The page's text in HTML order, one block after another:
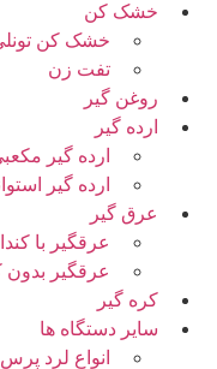
خشک کن
خشک کن
تفت زن
روغن گیر
ارده گیر
ارده گیر
ارده گیر
عرق گیر
عرقگیر با
عرقگیر بدون
کره گیر
سایر دستگاه ها
انواع لرد پرس